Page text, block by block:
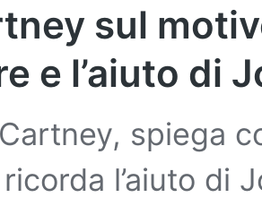
sul
e l’aiuto di
spiega
l’aiuto di